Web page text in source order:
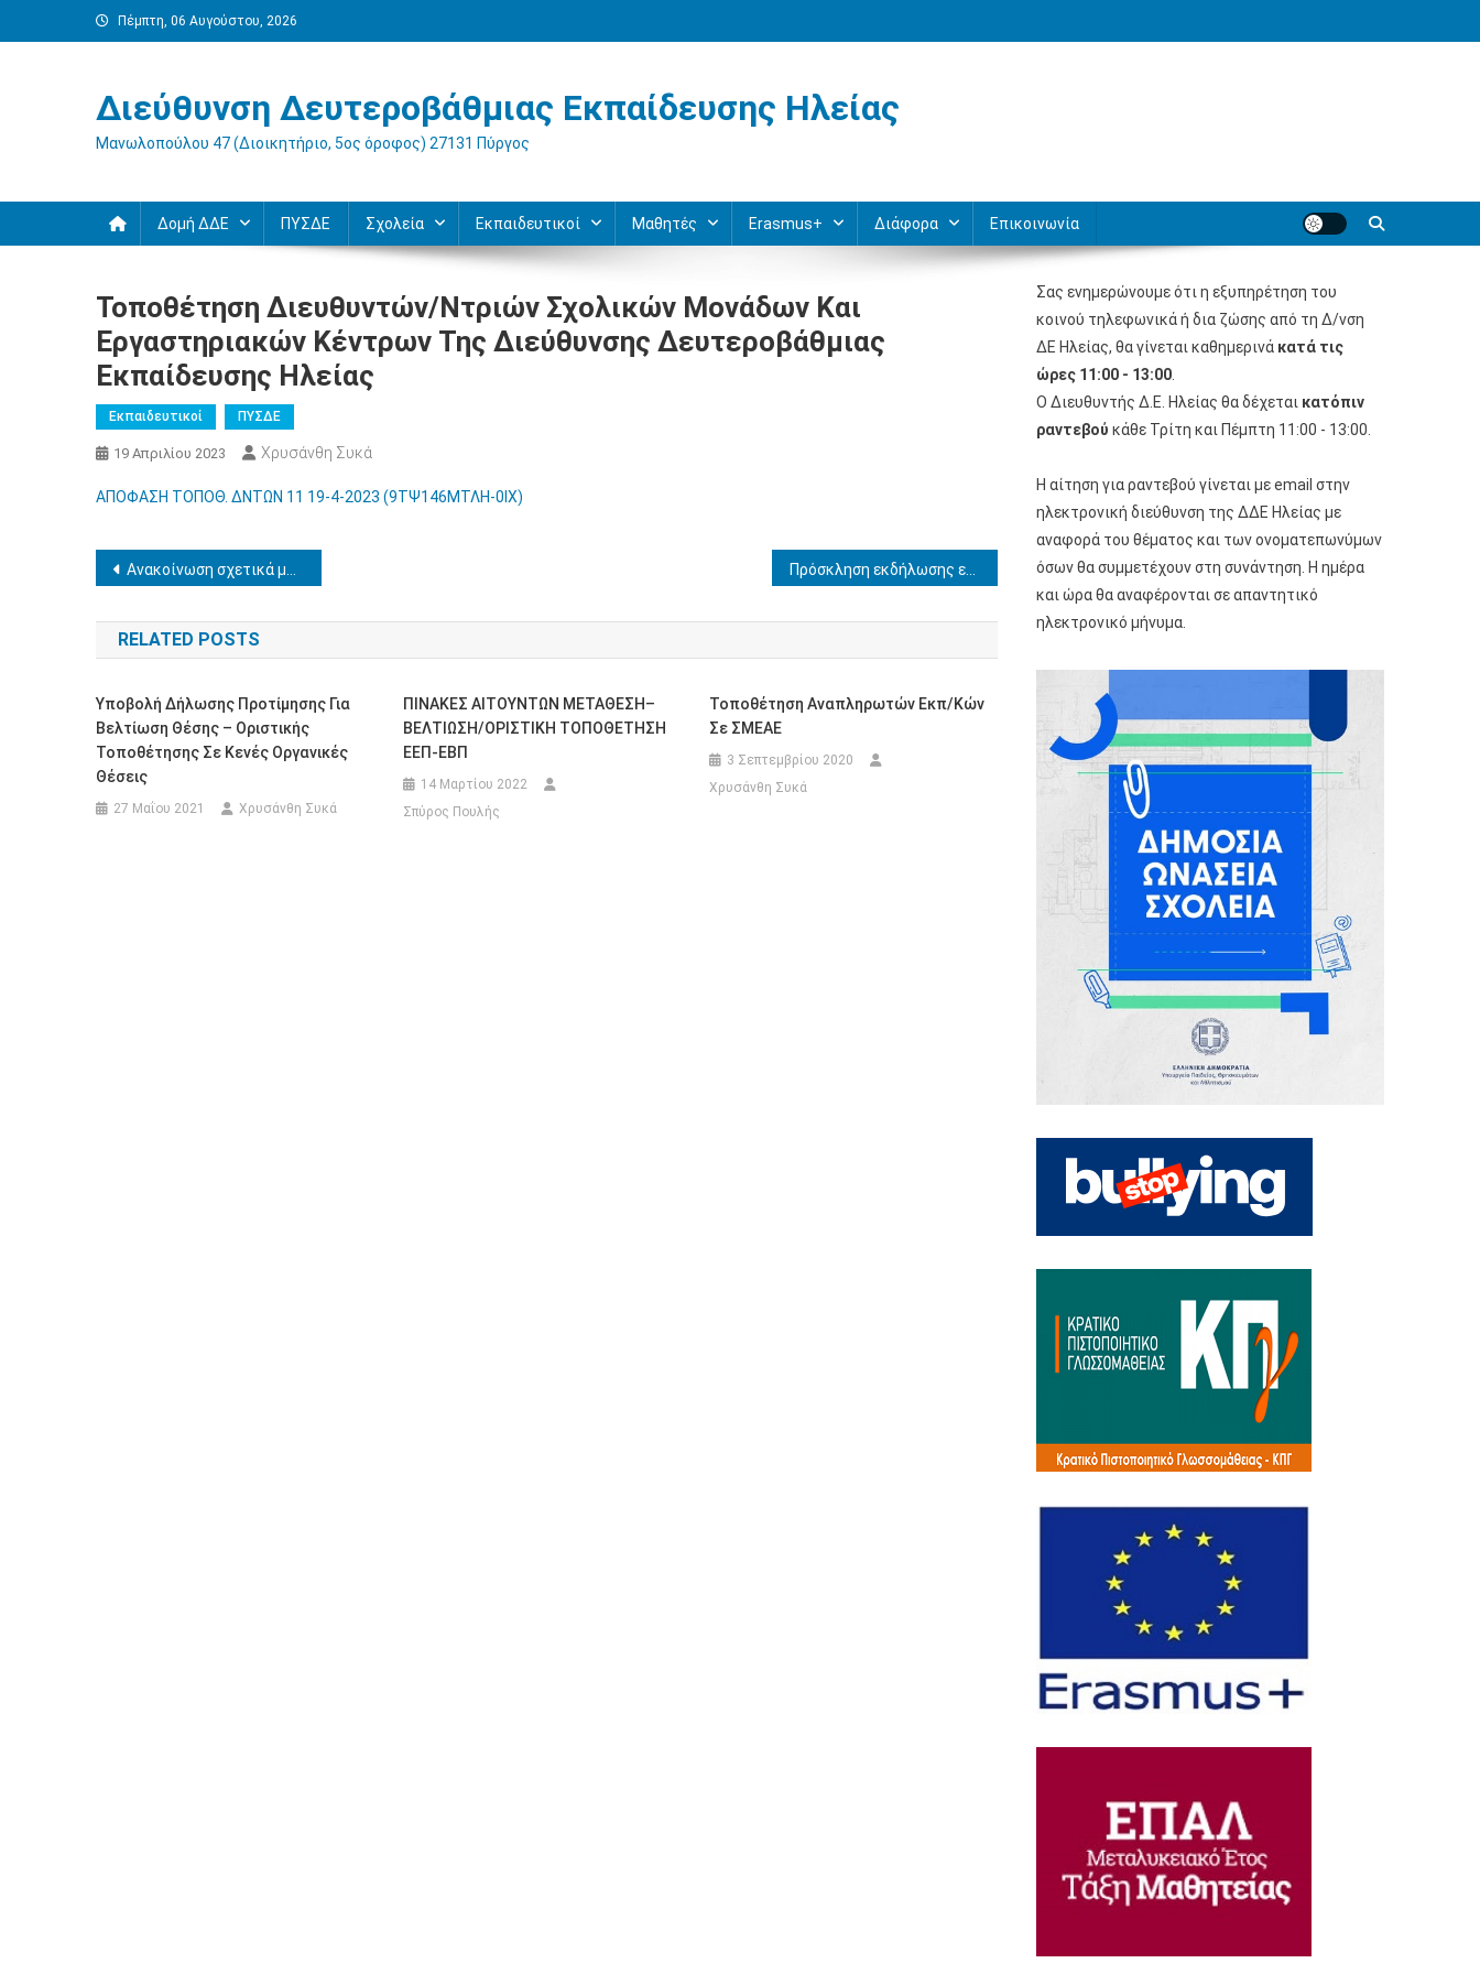
Μεταπηδήστε
στο
Πέμπτη, 06 Αυγούστου, 2026
Διεύθυνση Δευτεροβάθμιας Εκπαίδευσης Ηλείας
Μανωλοπούλου 47 (Διοικητήριο, 5ος όροφος) 27131 Πύργος
Δομή ΔΔΕ ΠΥΣΔΕ Σχολεία Εκπαιδευτικοί Μαθητές Erasmus+ Διάφορα Επικοινωνία
Τοποθέτηση Διευθυντών/ντριών Σχολικών Μονάδων Και
Εργαστηριακών Κέντρων Της Διεύθυνσης Δευτεροβάθμιας
Εκπαίδευσης Ηλείας
Εκπαιδευτικοί ΠΥΣΔΕ
19 Απριλίου 2023 Χρυσάνθη Συκά
ΑΠΟΦΑΣΗ ΤΟΠΟΘ. ΔΝΤΩΝ 11 19-4-2023 (9ΤΨ146ΜΤΛΗ-0ΙΧ)
Πλοήγηση
άρθρων
Ανακοίνωση σχετικά με την υποβολή δήλωσης επιλογής σχολικών μονάδων από υποψήφιους διευθυντές
RELATED POSTS
Υποβολή Δήλωσης Προτίμησης Για
Βελτίωση Θέσης – Οριστικής
Τοποθέτησης Σε Κενές Οργανικές
Θέσεις
27 Μαΐου 2021 Χρυσάνθη Συκά
ΠΙΝΑΚΕΣ ΑΙΤΟΥΝΤΩΝ ΜΕΤΑΘΕΣΗ–
ΒΕΛΤΙΩΣΗ/ΟΡΙΣΤΙΚΗ ΤΟΠΟΘΕΤΗΣΗ
ΕΕΠ-ΕΒΠ
14 Μαρτίου 2022
Σπύρος Πουλής
Τοποθέτηση Αναπληρωτών Εκπ/κών
Σε ΣΜΕΑΕ
3 Σεπτεμβρίου 2020
Χρυσάνθη Συκά
Σας ενημερώνουμε ότι η εξυπηρέτηση του
κοινού τηλεφωνικά ή δια ζώσης από τη Δ/νση
ΔΕ Ηλείας, θα γίνεται καθημερινά κατά τις
ώρες 11:00 - 13:00
Ο Διευθυντής Δ.Ε. Ηλείας θα δέχεται κατόπιν
ραντεβού κάθε Τρίτη και Πέμπτη 11:00 - 13:00.
Η αίτηση για ραντεβού γίνεται με email στην
ηλεκτρονική διεύθυνση της ΔΔΕ Ηλείας με
αναφορά του θέματος και των ονοματεπωνύμων
όσων θα συμμετέχουν στη συνάντηση. Η ημέρα
και ώρα θα αναφέρονται σε απαντητικό
ηλεκτρονικό μήνυμα.